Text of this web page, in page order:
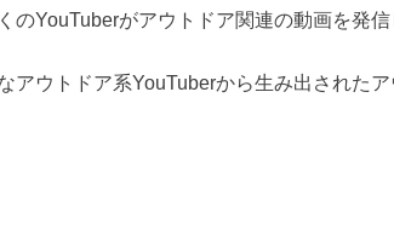
のYouTuberがアウトドア関連の動画を発信
アウトドア系YouTuberから生み出された